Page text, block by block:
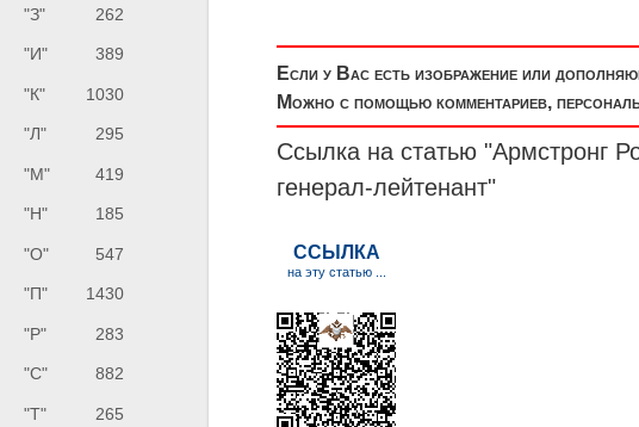
"З" 262
"И" 389
"К" 1030
"Л" 295
"М" 419
"Н" 185
"О" 547
"П" 1430
"Р" 283
"С" 882
"Т" 265
Если у Вас есть изображение или
Можно с помощью комментариев,
Ссылка на статью "Армстронг
генерал-лейтенант"